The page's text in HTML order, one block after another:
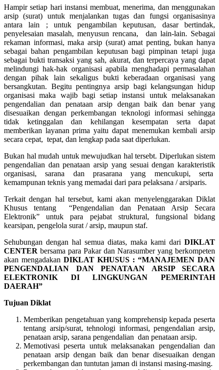
Hampir setiap hari instansi membuat, menerima, dan menggunakan
arsip (surat) untuk menjalankan tugas dan fungsi organisasinya
antara lain ; untuk pengambilan keputusan, dasar bertindak,
penyelesaian masalah, menyusun rencana, dan lain-lain. Sebagai
rekaman informasi, maka arsip (surat) amat penting, bukan hanya
sebagai bahan pengambilan keputusan bagi pimpinan tetapi juga
sebagai bukti transaksi yang sah, akurat, dan terpercaya yang dapat
melindungi hak-hak organisasi apabila menghadapi permasalahan
dengan pihak lain sekaligus bukti keberadaan organisasi yang
bersangkutan. Begitu pentingnya arsip bagi kelangsungan hidup
organisasi maka wajib bagi setiap instansi untuk melaksanakan
pengendalian dan penataan arsip dengan baik dan benar yang
disesuaikan dengan perkembangan teknologi informasi sehingga
tidak ketinggalan dan kehilangan kesempatan serta dapat
memberikan layanan prima yaitu dapat menemukan kembali arsip
secara cepat, tepat, dan lengkap pada saat diperlukan.
Bukan hal mudah untuk mewujudkan hal tersebt. Diperlukan sistem
pengendalian dan penataan arsip yang sesuai dengan karakteristik
organisasi, sarana dan prasarana yang mencukupi, serta
kemampunan teknis yang memadai dari para pelaksana / arsiparis.
Terkait dengan hal tersebut, kami akan menyelenggarakan Diklat
Khusus tentang “Pengendalian dan Penataan Arsip Secara
Elektronik” untuk para pejabat struktural, fungsional bidang
kearsipan, pengelola surat / arsip, maupun staf.
Sehubungan dengan hal semua diatas, maka kami dari DIKLAT
CENTER bersama para Pakar dan Narasumber yang berkompeten
akan mengadakan DIKLAT KHUSUS : “MANAJEMEN DAN
PENGENDALIAN DAN PENATAAN ARSIP SECARA
ELEKTRONIK DI LINGKUNGAN PEMERINTAH
DAERAH”
Tujuan Diklat
Memberikan pengetahuan yang komprehensip kepada peserta
tentang arsip/surat, tehnologi informasi, pengendalian arsip,
penataan arsip, sarana pengendalian dan penataan arsip.
Memotivasi peserta untuk melaksanakan pengendalian dan
penataan arsip dengan baik dan benar disesuaikan dengan
perkembangan dan tuntutan jaman di instansi masing-masing.